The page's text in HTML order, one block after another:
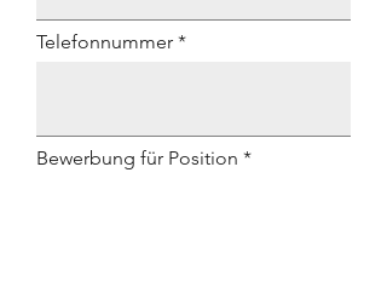
Telefonnummer
Bewerbung für Position